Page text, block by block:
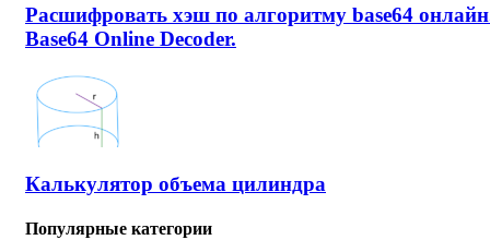
Расшифровать хэш по алгоритму base64
Base64 Online Decoder.
Калькулятор объема цилиндра
Популярные категории